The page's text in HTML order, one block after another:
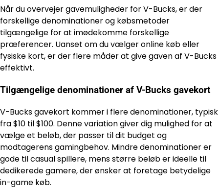
Når du overvejer gavemuligheder for V-Bucks, er der
forskellige denominationer og købsmetoder
tilgængelige for at imødekomme forskellige
præferencer. Uanset om du vælger online køb eller
fysiske kort, er der flere måder at give gaven af V-Bucks
effektivt.
Tilgængelige denominationer af V-Bucks gavekort
V-Bucks gavekort kommer i flere denominationer, typisk
fra $10 til $100. Denne variation giver dig mulighed for at
vælge et beløb, der passer til dit budget og
modtagerens gamingbehov. Mindre denominationer er
gode til casual spillere, mens større beløb er ideelle til
dedikerede gamere, der ønsker at foretage betydelige
in-game køb.